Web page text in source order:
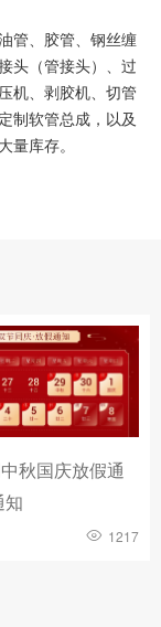
管、胶管、钢丝缠
头（管接头）、过
机、剥胶机、切管
制软管总成，以及
库存。
秋国庆放假通
知
1217